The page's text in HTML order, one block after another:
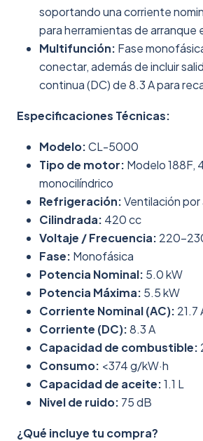
soportando una corriente
para herramientas de arranque
Multifunción: Fase
conectar, además de incluir
continua (DC) de 8.3 A para
Especificaciones Técnicas:
Modelo:CL-5000
Tipo de motor: Modelo 188F,
monocilíndrico
Refrigeración:Ventilación por
Cilindrada: 420 cc
Voltaje / Frecuencia:
Fase: Monofásica
Potencia Nominal: 5.0 kW
Potencia Máxima: 5.5 kW
Corriente Nominal (AC): 21.7
Corriente (DC):8.3 A
Capacidad de combustible:
Consumo: <374 g/kW·h
Capacidad de aceite:1.1 L
Nivel de ruido: 75 dB
¿Qué incluye tu compra?